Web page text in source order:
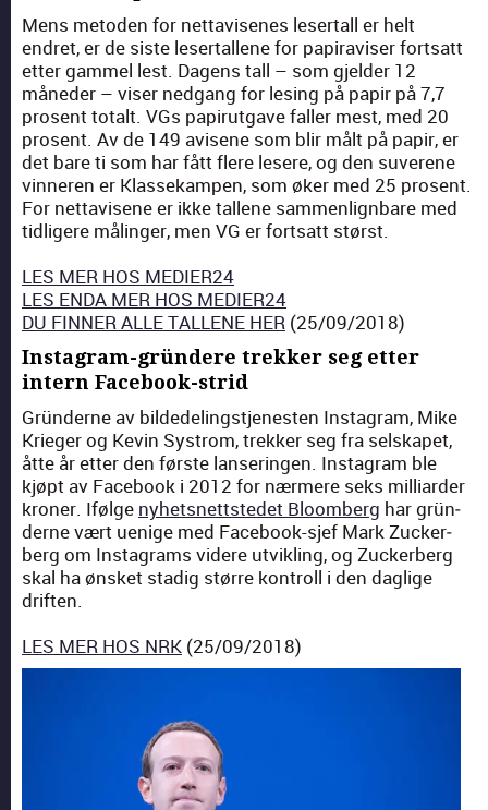
Mens meto­den for net­tavisenes leser­tall er helt
endret, er de siste leser­tal­lene for papi­ravis­er fort­satt
etter gam­mel lest. Dagens tall – som gjelder 12
måned­er – vis­er nedgang for lesing på papir på 7,7
pros­ent totalt. VGs papirut­gave fall­er mest, med 20
pros­ent. Av de 149 avisene som blir målt på papir, er
det bare ti som har fått flere lesere, og den suverene
vin­neren er Klassekam­p­en, som øker med 25 pros­ent.
For net­tavisene er ikke tal­lene sam­men­lign­bare med
tidligere målinger, men VG er fort­satt størst.
LES MER HOS MEDIER24
LES ENDA MER HOS MEDIER24
DU FINNER ALLE TALLENE HER (25/09/2018)
Instagram-gründere trekker seg etter
intern Facebook-strid
Grün­derne av bild­edel­ingst­jen­esten Insta­gram, Mike
Krieger og Kevin Sys­trom, trekker seg fra sel­skapet,
åtte år etter den første lanserin­gen. Insta­gram ble
kjøpt av Face­book i 2012 for nærmere seks mil­liarder
kro­ner. Ifølge nyhet­snettst­edet Bloomberg har grün­
derne vært uenige med Face­book-sjef Mark Zucker­
berg om Insta­grams videre utvikling, og Zucker­berg
skal ha øns­ket stadig større kon­troll i den daglige
driften.
LES MER HOS NRK (25/09/2018)